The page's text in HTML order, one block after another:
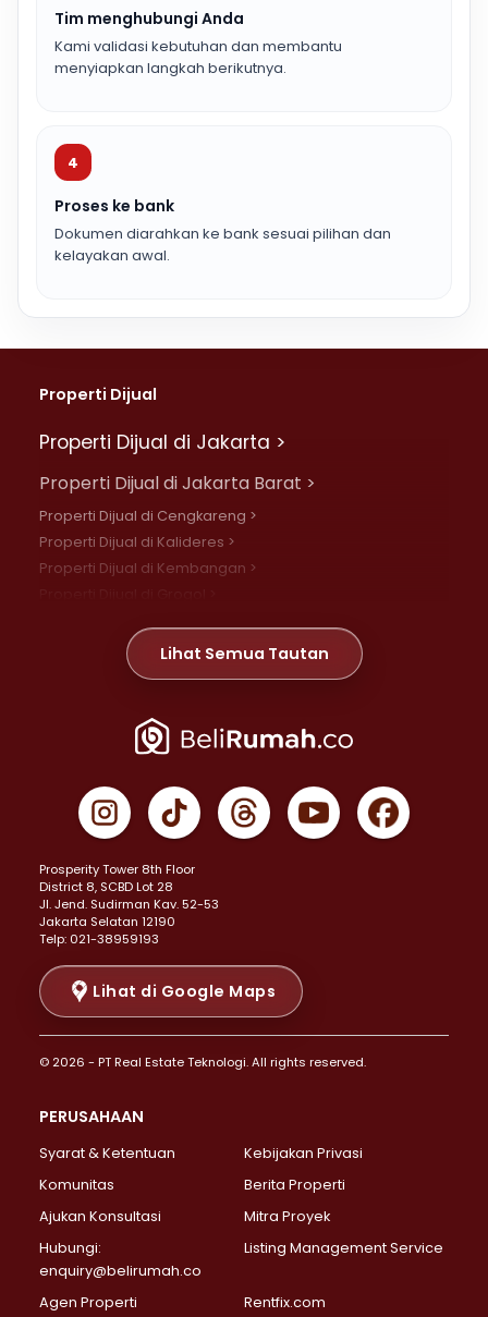
Tim menghubungi Anda
Kami validasi kebutuhan dan membantu
menyiapkan langkah berikutnya.
4
Proses ke bank
Dokumen diarahkan ke bank sesuai pilihan dan
kelayakan awal.
Properti Dijual
Properti Dijual di Jakarta >
Properti Dijual di Jakarta Barat >
Properti Dijual di Cengkareng >
Properti Dijual di Kalideres >
Properti Dijual di Kembangan >
Properti Dijual di Meruya >
Properti Dijual di Jelambar >
Properti Dijual di Jakarta Pusat >
Properti Dijual di Gambir >
Properti Dijual di Johar Baru >
Properti Dijual di Menteng >
Properti Dijual di Senen >
Properti Dijual di Tanah Abang >
Properti Dijual di Cikini >
Properti Dijual di Kramat >
Properti Dijual di Pasar Baru >
Properti Dijual di Bendungan Hilir >
Properti Dijual di Jakarta Selatan >
Properti Dijual di Lebak Bulus >
Properti Dijual di Gandaria Selatan >
Properti Dijual di Pondok Labu >
Properti Dijual di Lenteng Agung >
Properti Dijual di Senayan >
Properti Dijual di Pondok Pinang >
Lihat Semua Tautan
Prosperity Tower 8th Floor
District 8, SCBD Lot 28
JI. Jend. Sudirman Kav. 52-53
Jakarta Selatan 12190
Telp: 021-38959193
Lihat di Google Maps
© 2026 - PT Real Estate Teknologi. All rights reserved.
PERUSAHAAN
Syarat & Ketentuan
Kebijakan Privasi
Komunitas
Berita Properti
Ajukan Konsultasi
Mitra Proyek
Hubungi:
enquiry@belirumah.co
Listing Management Service
Agen Properti Rentfix.com